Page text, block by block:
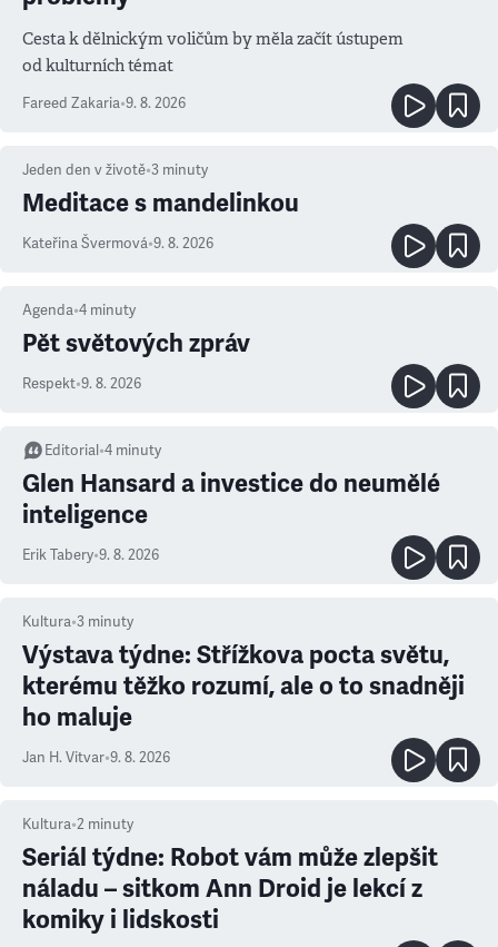
Cesta k dělnickým voličům by měla začít ústupem
od kulturních témat
Fareed Zakaria•9. 8. 2026
Jeden den v životě•3 minuty
Meditace s mandelinkou
Kateřina Švermová•9. 8. 2026
Agenda•4 minuty
Pět světových zpráv
Respekt•9. 8. 2026
Editorial •4 minuty
Glen Hansard a investice do neumělé
inteligence
Erik Tabery•9. 8. 2026
Kultura•3 minuty
Výstava týdne: Střížkova pocta světu,
kterému těžko rozumí, ale o to snadněji
ho maluje
Jan H. Vitvar•9. 8. 2026
Kultura•2 minuty
Seriál týdne: Robot vám může zlepšit
náladu – sitkom Ann Droid je lekcí z
komiky i lidskosti